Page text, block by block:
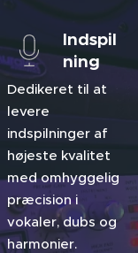
Indspil
ning
Dedikeret til at
levere
indspilninger af
højeste kvalitet
med omhyggelig
præcision i
vokaler, dubs og
harmonier.